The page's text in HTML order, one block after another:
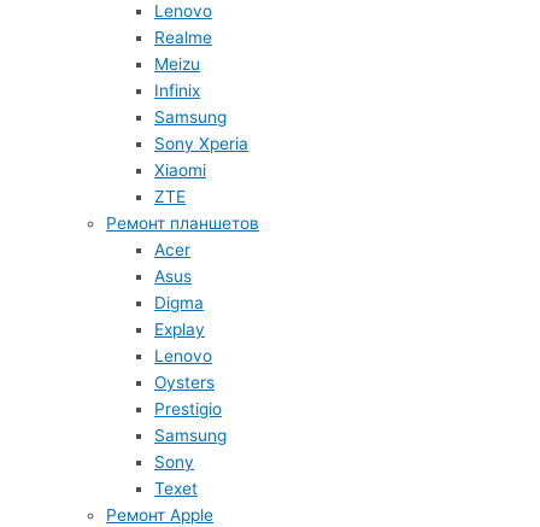
Lenovo
Realme
Meizu
Infinix
Samsung
Sony Xperia
Xiaomi
ZTE
Ремонт планшетов
Acer
Asus
Digma
Explay
Lenovo
Oysters
Prestigio
Samsung
Sony
Texet
Ремонт Apple